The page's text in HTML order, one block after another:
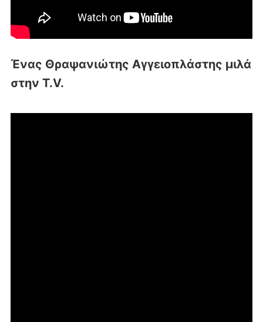
Ένας Θραψανιώτης Αγγειοπλάστης μιλά
στην T.V.